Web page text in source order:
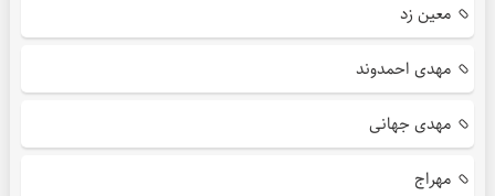
معین زد
مهدی احمدوند
مهدی جهانی
مهراج